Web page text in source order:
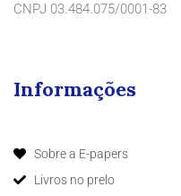
CNPJ 03.484.075/0001-83
Informações
Sobre a E-papers
Livros no prelo